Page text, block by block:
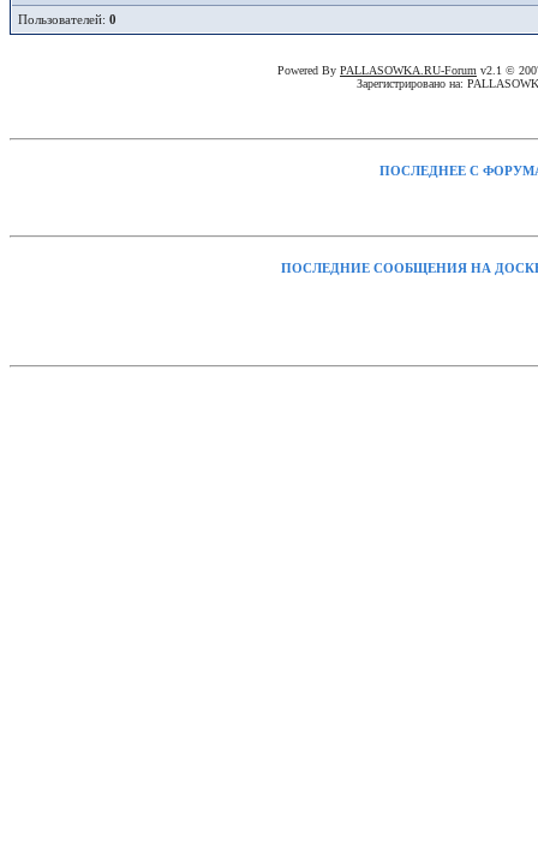
Пользователей: 0
Powered By PALLASOWKA.RU-Forum v2.1 ©
Зарегистрировано на:
ПОСЛЕДНЕЕ С
ПОСЛЕДНИЕ СООБЩЕНИЯ НА